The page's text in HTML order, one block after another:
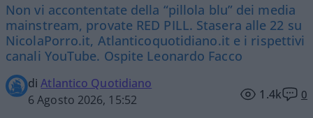
Non vi accontentate della “pillola blu” dei media
mainstream, provate RED PILL. Stasera alle 22 su
NicolaPorro.it, Atlanticoquotidiano.it e i rispettivi
canali YouTube. Ospite Leonardo Facco
diAtlantico Quotidiano
6 Agosto 2026, 15:52
1.4k 0